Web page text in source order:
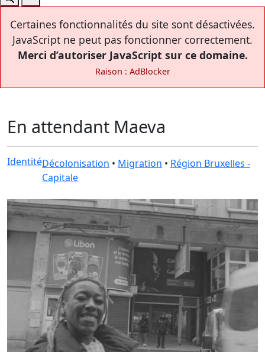
Certaines fonctionnalités du site sont désactivées.
JavaScript ne peut pas fonctionner correctement.
Merci d’autoriser JavaScript sur ce domaine.
Raison : AdBlocker
En attendant Maeva
IdentitéDécolonisation • Migration • Région Bruxelles -
Capitale